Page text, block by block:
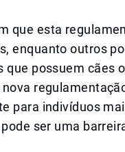
que esta
enquanto outros
que possuem cães
para indivíduos
ser uma